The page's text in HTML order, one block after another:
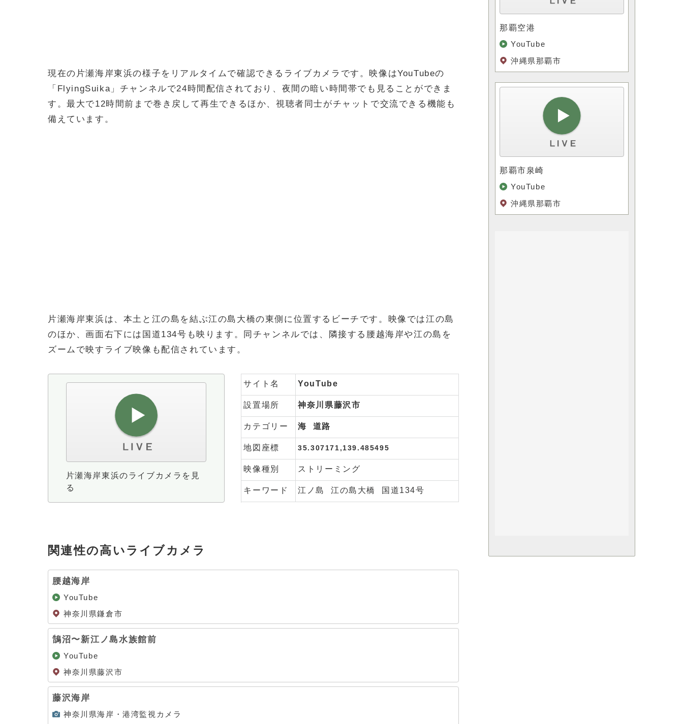
現在の片瀬海岸東浜の様子をリアルタイムで確認できるライブカメラです。映像はYouTubeの
「FlyingSuika」チャンネルで24時間配信されており、夜間の暗い時間帯でも見ることができま
す。最大で12時間前まで巻き戻して再生できるほか、視聴者同士がチャットで交流できる機能も
備えています。
片瀬海岸東浜は、本土と江の島を結ぶ江の島大橋の東側に位置するビーチです。映像では江の島
のほか、画面右下には国道134号も映ります。同チャンネルでは、隣接する腰越海岸や江の島を
ズームで映すライブ映像も配信されています。
片瀬海岸東浜のライブカメラを見
る
サイト名 YouTube
設置場所 神奈川県藤沢市
カテゴリー 海 道路
地図座標 35.307171,139.485495
映像種別 ストリーミング
キーワード 江ノ島 江の島大橋 国道134号
関連性の高いライブカメラ
腰越海岸
YouTube
神奈川県鎌倉市
鵠沼〜新江ノ島水族館前
YouTube
神奈川県藤沢市
藤沢海岸
神奈川県海岸・港湾監視カメラ
那覇空港
YouTube
沖縄県那覇市
那覇市泉崎
YouTube
沖縄県那覇市